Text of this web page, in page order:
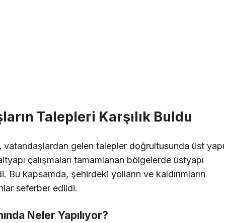
Talepleri Karşılık Buldu
, vatandaşlardan gelen talepler doğrultusunda üst yapı
çalışmaları tamamlanan bölgelerde üstyapı
kapsamda, şehirdeki yolların ve kaldırımların
seferber edildi.
Neler Yapılıyor?